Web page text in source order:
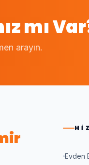
mı
arayın.
Evden